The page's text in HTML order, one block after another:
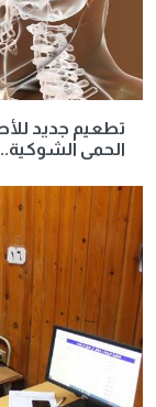
تطعيم جديد
الحمى